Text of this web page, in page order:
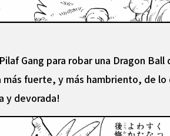
Gang para robar una Dragon
fuerte, y más hambriento, de
y devorada!